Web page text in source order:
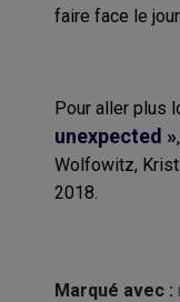
faire face le
Pour aller plus
unexpected »,
Wolfowitz,
2018.
Marqué avec :